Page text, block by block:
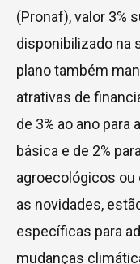
(Pronaf), valor 3%
disponibilizado na
plano também
atrativas de
de 3% ao ano
básica e de 2%
agroecológicos ou
as novidades,
específicas para
mudanças